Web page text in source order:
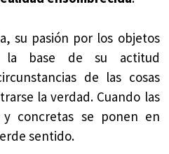
su pasión por los objetos
la base de su actitud
de las cosas
la verdad. Cuando las
y concretas se ponen en
sentido.